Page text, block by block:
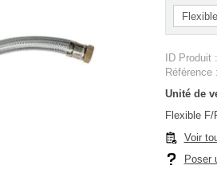
ID Produit
Unité de
Flexible
Voir
Poser